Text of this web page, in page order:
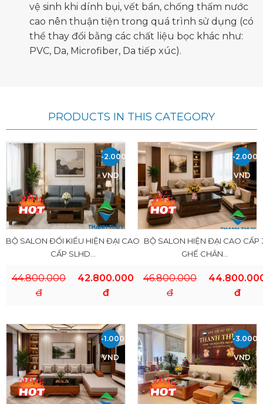
vệ sinh khi dính bụi, vết bẩn, chống thấm nước
cao nên thuận tiện trong quá trình sử dụng (có
thể thay đổi bằng các chất liệu bọc khác như:
PVC, Da, Microfiber, Da tiếp xúc).
PRODUCTS IN THIS CATEGORY
-2.000.000
VND
BỘ SALON ĐỐI KIỂU HIỆN ĐẠI CAO
CẤP SLHD...
44.800.000
đ
42.800.000
đ
-
VND
BỘ SALON HIỆN ĐẠI CAO CẤP
GHẾ CHÂN...
46.800.000
đ
đ
-1.000.000
VND
-
VND